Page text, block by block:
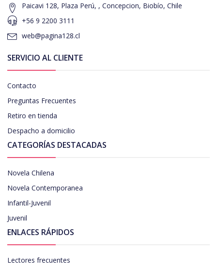
Paicavi 128, Plaza Perú, , Concepcion, Biobío, Chile
+56 9 2200 3111
web@pagina128.cl
SERVICIO AL CLIENTE
Contacto
Preguntas Frecuentes
Retiro en tienda
Despacho a domicilio
CATEGORÍAS DESTACADAS
Novela Chilena
Novela Contemporanea
Infantil-Juvenil
Juvenil
ENLACES RÁPIDOS
Lectores frecuentes